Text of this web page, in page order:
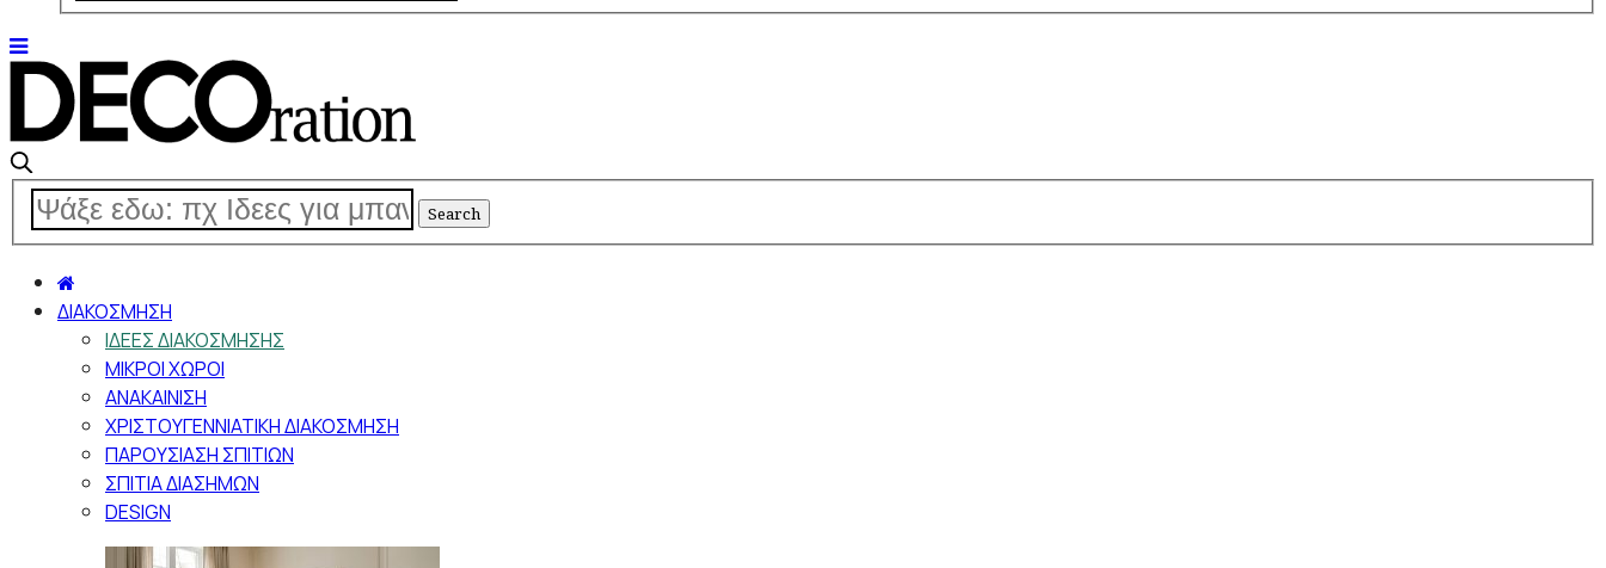
ΔΙΑΚΟΣΜΗΣΗ
ΙΔΕΕΣ ΔΙΑΚΟΣΜΗΣΗΣ
ΜΙΚΡΟΙ ΧΩΡΟΙ
ΑΝΑΚΑΙΝΙΣΗ
ΧΡΙΣΤΟΥΓΕΝΝΙΑΤΙΚΗ ΔΙΑΚΟΣΜΗΣΗ
ΠΑΡΟΥΣΙΑΣΗ ΣΠΙΤΙΩΝ
ΣΠΙΤΙΑ ΔΙΑΣΗΜΩΝ
DESIGN